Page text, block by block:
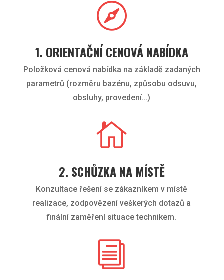

1. ORIENTAČNÍ CENOVÁ NABÍDKA
Položková cenová nabídka na základě zadaných
parametrů (rozměru bazénu, způsobu odsuvu,
obsluhy, provedení…)

2. SCHŮZKA NA MÍSTĚ
Konzultace řešení se zákazníkem v místě
realizace, zodpovězení veškerých dotazů a
finální zaměření situace technikem.
i